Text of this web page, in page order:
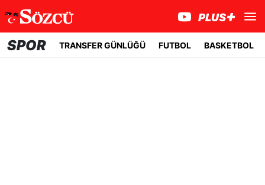
SPOR TRANSFER GÜNLÜĞÜ FUTBOL BASKETBOL